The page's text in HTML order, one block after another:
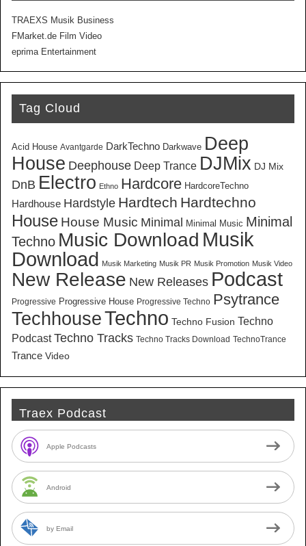
TRAEXS Musik Business
FMarket.de Film Video
eprima Entertainment
Tag Cloud
Acid House Avantgarde DarkTechno Darkwave Deep
House Deephouse Deep Trance DJMix DJ Mix
DnB Electro Ethno Hardcore HardcoreTechno
Hardhouse Hardstyle Hardtech Hardtechno
House House Music Minimal Minimal Music Minimal
Techno Music Download Musik
Download
Musik Marketing Musik PR Musik Promotion Musik Video
New Release New Releases Podcast
Progressive Progressive House Progressive Techno Psytrance
TechhouseTechno Techno Fusion Techno
Podcast Techno Tracks Techno Tracks Download TechnoTrance
Trance Video
Traex Podcast
Apple Podcasts
Android
by Email